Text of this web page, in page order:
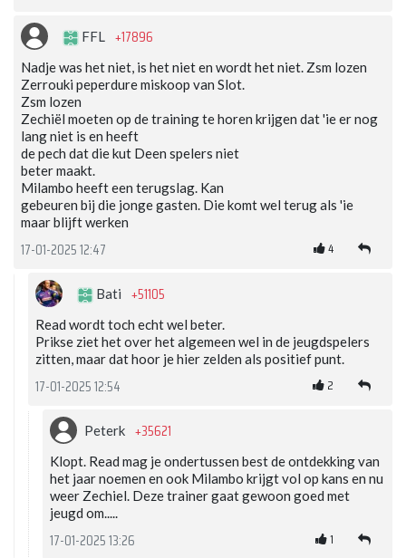
FFL +17896
Nadje was het niet, is het niet en wordt het niet. Zsm lozen
Zerrouki peperdure miskoop van Slot.
Zsm lozen
Zechiël moeten op de training te horen krijgen dat 'ie er nog
lang niet is en heeft
de pech dat die kut Deen spelers niet
beter maakt.
Milambo heeft een terugslag. Kan
gebeuren bij die jonge gasten. Die komt wel terug als 'ie
maar blijft werken
17-01-2025 12:47 4
Bati +51105
Read wordt toch echt wel beter.
Prikse ziet het over het algemeen wel in de jeugdspelers
zitten, maar dat hoor je hier zelden als positief punt.
17-01-2025 12:54 2
Peterk +35621
Klopt. Read mag je ondertussen best de ontdekking van
het jaar noemen en ook Milambo krijgt vol op kans en nu
weer Zechiel. Deze trainer gaat gewoon goed met
jeugd om.....
17-01-2025 13:26 1